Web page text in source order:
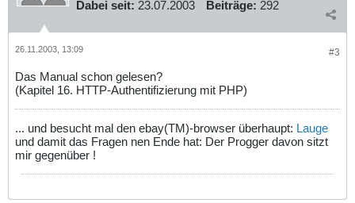
Dabei seit: 23.07.2003 Beiträge: 292
#3
26.11.2003, 13:09
Das Manual schon gelesen?
(Kapitel 16. HTTP-Authentifizierung mit PHP)
... und besucht mal den ebay(TM)-browser überhaupt: Lauge
und damit das Fragen nen Ende hat: Der Progger davon sitzt
mir gegenüber !